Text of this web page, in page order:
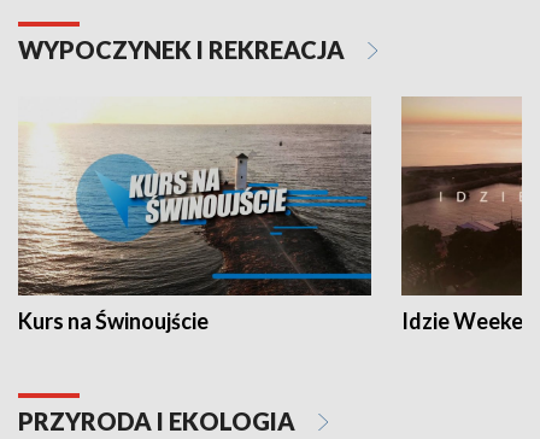
WYPOCZYNEK I REKREACJA
Kurs na Świnoujście Idzie
PRZYRODA I EKOLOGIA